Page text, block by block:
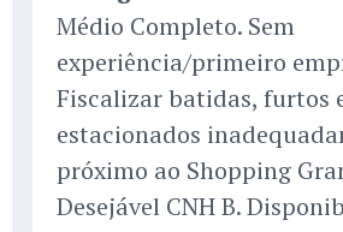
Médio Completo. Sem
experiência/primeiro
Fiscalizar batidas, furtos
estacionados
próximo ao Shopping
Desejável CNH B.